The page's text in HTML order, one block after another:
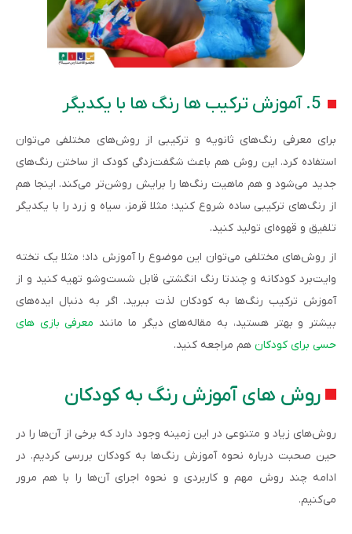
5. آموزش ترکیب ها رنگ ها با یکدیگر
برای معرفی رنگ‌های ثانویه و ترکیبی از روش‌های مختلفی می‌توان
استفاده کرد. این روش هم باعث شگفت‌زدگی کودک از ساختن رنگ‌های
جدید می‌شود و هم ماهیت رنگ‌ها را برایش روشن‌تر می‌کند. اینجا هم
از رنگ‌های ترکیبی ساده شروع کنید؛ مثلا قرمز، سیاه و زرد را با یکدیگر
تلفیق و قهوه‌ای تولید کنید.
از روش‌های مختلفی می‌توان این موضوع را آموزش داد؛ مثلا یک تخته
وایت‌برد کودکانه و چندتا رنگ انگشتی قابل شست‌وشو تهیه کنید و از
آموزش ترکیب رنگ‌ها به کودکان لذت ببرید. اگر به دنبال ایده‌های
بیشتر و بهتر هستید، به مقاله‌های دیگر ما مانند معرفی بازی های
حسی برای کودکان هم مراجعه کنید.
روش های آموزش رنگ به کودکان
روش‌های زیاد و متنوعی در این زمینه وجود دارد که برخی از آن‌ها را در
حین صحبت درباره نحوه آموزش رنگ‌ها به کودکان بررسی کردیم. در
ادامه چند روش مهم و کاربردی و نحوه اجرای آن‌ها را با هم مرور
می‌کنیم.